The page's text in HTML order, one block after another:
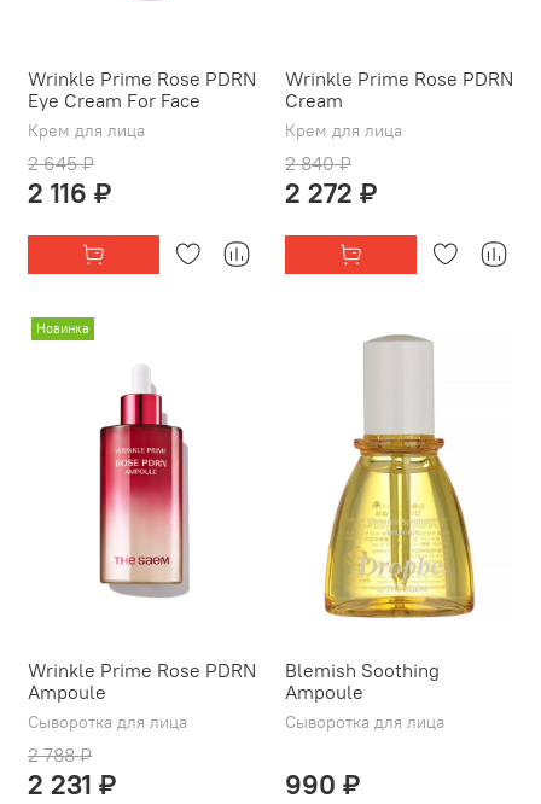
Wrinkle Prime Rose PDRN
Eye Cream For Face
Крем для лица
2 645 ₽
2 116 ₽
Wrinkle Prime Rose PDRN
Cream
Крем для лица
2 840 ₽
2 272 ₽
Новинка
Wrinkle Prime Rose PDRN
Ampoule
Сыворотка для лица
2 788 ₽
2 231 ₽
Blemish Soothing
Ampoule
Сыворотка для лица
990 ₽